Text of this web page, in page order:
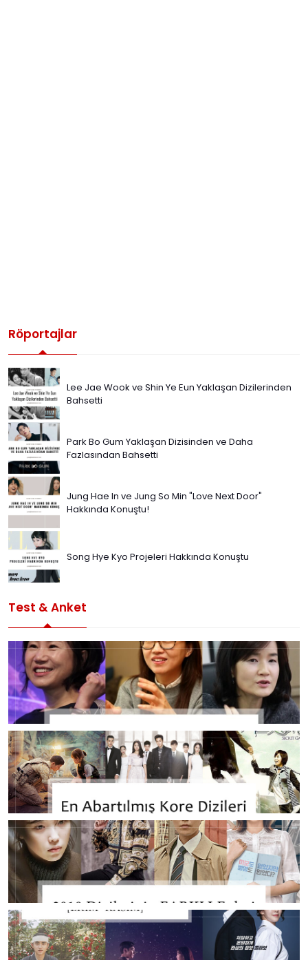
Röportajlar
Lee Jae Wook ve Shin Ye Eun Yaklaşan Dizilerinden
Bahsetti
Park Bo Gum Yaklaşan Dizisinden ve Daha
Fazlasından Bahsetti
Jung Hae In ve Jung So Min "Love Next Door"
Hakkında Konuştu!
Song Hye Kyo Projeleri Hakkında Konuştu
Test & Anket